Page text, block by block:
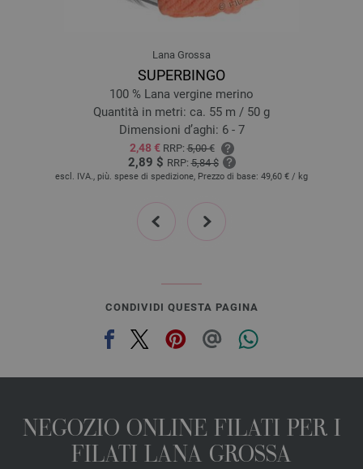
22-blu chiaro | EAN: 4033493396905
24-verde | EAN: 4033493396929
25-rosso oriente | EAN: 4033493396936
26-beige chiaro | EAN: 4033493396943
Lana Grossa
SUPERBINGO
100 % Lana vergine merino
Quantità in metri: ca. 55 m / 50 g
Dimensioni d’aghi: 6 - 7
2,48 € RRP:5,00 €
2,89 $ RRP:5,84 $
escl. IVA., più. spese di spedizione, Prezzo di base: 49,60 € / kg
prev next
CONDIVIDI QUESTA PAGINA
NEGOZIO ONLINE FILATI PER I
FILATI LANA GROSSA